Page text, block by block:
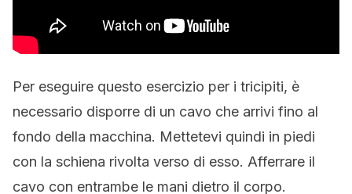
Per eseguire questo esercizio per i tricipiti, è
necessario disporre di un cavo che arrivi fino al
fondo della macchina. Mettetevi quindi in piedi
con la schiena rivolta verso di esso. Afferrare il
cavo con entrambe le mani dietro il corpo.